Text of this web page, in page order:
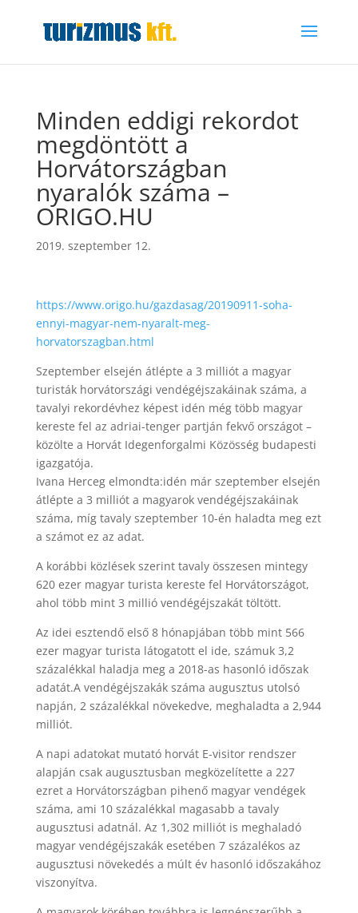
Minden eddigi rekordot
megdöntött a
Horvátországban
nyaralók száma –
ORIGO.HU
2019. szeptember 12.
https://www.origo.hu/gazdasag/20190911-soha-
ennyi-magyar-nem-nyaralt-meg-
horvatorszagban.html
Szeptember elsején átlépte a 3 milliót a magyar
turisták horvátországi vendégéjszakáinak száma, a
tavalyi rekordévhez képest idén még több magyar
kereste fel az adriai-tenger partján fekvő országot –
közölte a Horvát Idegenforgalmi Közösség budapesti
igazgatója.
Ivana Herceg elmondta:idén már szeptember elsején
átlépte a 3 milliót a magyarok vendégéjszakáinak
száma, míg tavaly szeptember 10-én haladta meg ezt
a számot ez az adat.
A korábbi közlések szerint tavaly összesen mintegy
620 ezer magyar turista kereste fel Horvátországot,
ahol több mint 3 millió vendégéjszakát töltött.
Az idei esztendő első 8 hónapjában több mint 566
ezer magyar turista látogatott el ide, számuk 3,2
százalékkal haladja meg a 2018-as hasonló időszak
adatát.A vendégéjszakák száma augusztus utolsó
napján, 2 százalékkal növekedve, meghaladta a 2,944
milliót.
A napi adatokat mutató horvát E-visitor rendszer
alapján csak augusztusban megközelítette a 227
ezret a Horvátországban pihenő magyar vendégek
száma, ami 10 százalékkal magasabb a tavaly
augusztusi adatnál. Az 1,302 milliót is meghaladó
magyar vendégéjszakák esetében 7 százalékos az
augusztusi növekedés a múlt év hasonló időszakához
viszonyítva.